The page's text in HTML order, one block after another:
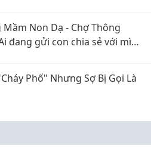
Non Dạ - Chợ Thông
đang gửi con chia sẻ với mình
Phố" Nhưng Sợ Bị Gọi Là